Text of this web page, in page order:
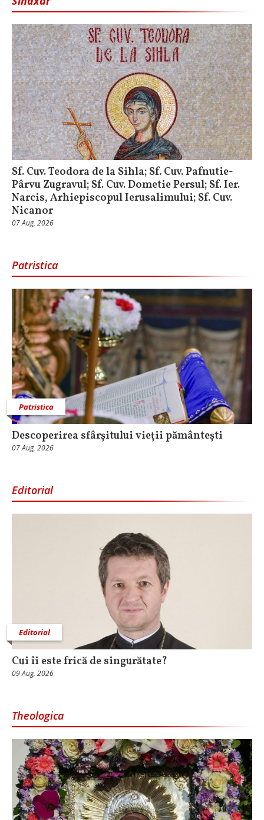
Sf. Cuv. Teodora de la Sihla; Sf. Cuv. Pafnutie-
Pârvu Zugravul; Sf. Cuv. Dometie Persul; Sf. Ier.
Narcis, Arhiepiscopul Ierusalimului; Sf. Cuv.
Nicanor
07 Aug, 2026
Patristica
Patristica
Descoperirea sfârșitului vieții pământești
07 Aug, 2026
Editorial
Editorial
Cui îi este frică de singurătate?
09 Aug, 2026
Theologica